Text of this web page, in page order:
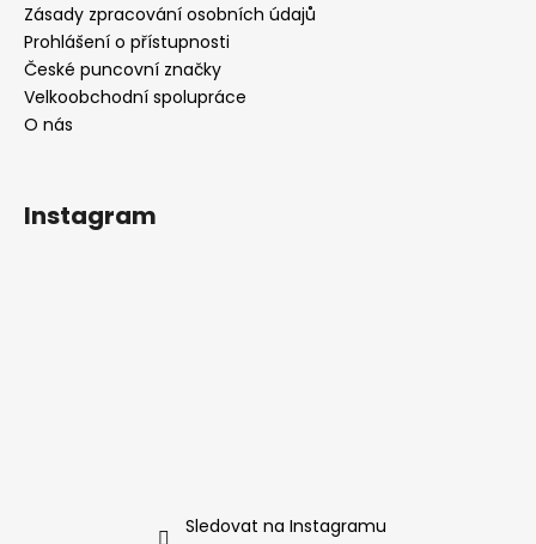
Zásady zpracování osobních údajů
Prohlášení o přístupnosti
České puncovní značky
Velkoobchodní spolupráce
O nás
Instagram
Sledovat na Instagramu